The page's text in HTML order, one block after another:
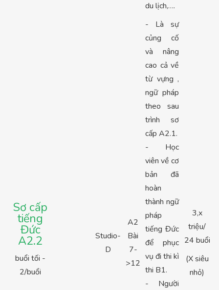
du lịch,….
Sơ cấp
tiếng
Đức
A2.2
buổi tối -
2/buổi
Studio-
D
A2
Bài
7-
>12
- Là sự
củng cố
và nâng
cao cả về
từ vựng ,
ngữ pháp
theo sau
trình sơ
cấp A2.1.
- Học
viên về cơ
bản đã
hoàn
thành ngữ
pháp
tiếng Đức
để phục
vụ đi thi kì
thi B1.
- Người
3,x
triệu/
24 buổi
(X siêu
nhỏ)